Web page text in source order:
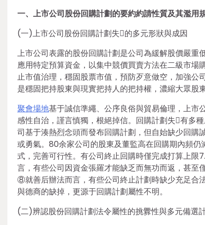
一、上市公司股份回購計劃的要約約請性質及其濫用
(一)上市公司股份回購計劃失的多元形狀與成因
上市公司表露的股份回購計劃是公司為緩解股價嚴重
應用特定預算資金，以集中競價買賣方法在二級市
止市值治理，穩固股票市值，預防歹意做空，加強
是穩固把持股東與現實把持人的把持權，濃縮大眾股
聚會場地基于誠信準繩、公序良俗與貿易倫理，上市
感性自治，謹言慎獨，根絕掉信。回購計劃失有多
司基于湊熱烈念頭而發布回購計劃，但自始缺少回購
或勇氣。80余家公司的股東及董監高在回購期內頻
式，完善可行性。有公司終止回購時僅完成打算上
言，有些公司因資金張羅才能缺乏而無功而返，甚至
⑧就善后辦法而言，有些公司終止計劃時缺少充足合
與德商的缺掉，更源于回購計劃屬性不明。
(二)辨認股份回購計劃法令屬性的挑釁性與多元備選